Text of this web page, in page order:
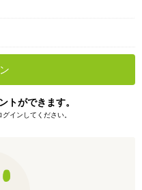
トができます。
インしてください。